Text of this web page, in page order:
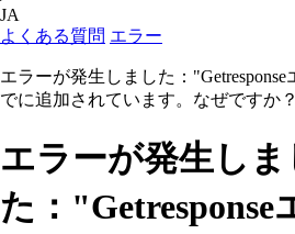
JA
よくある質問 エラー
エラーが発生しました：
でに追加されています。なぜですか？
エラーが発生しま
た："Getresponse